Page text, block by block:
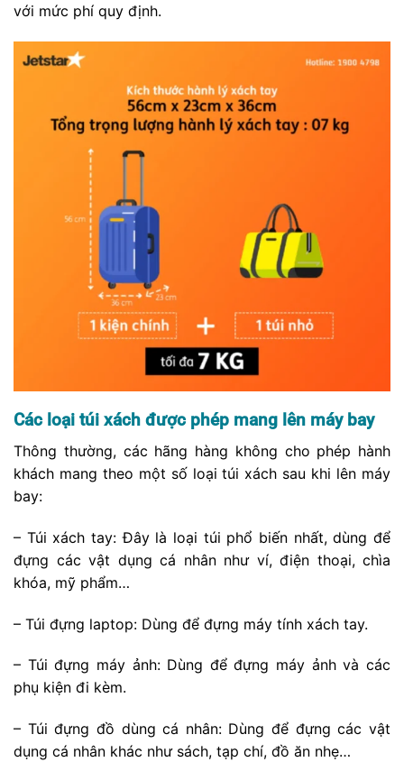
với mức phí quy định.
Các loại túi xách được phép mang lên máy bay
Thông thường, các hãng hàng không cho phép hành
khách mang theo một số loại túi xách sau khi lên máy
bay:
– Túi xách tay: Đây là loại túi phổ biến nhất, dùng để
đựng các vật dụng cá nhân như ví, điện thoại, chìa
khóa, mỹ phẩm…
– Túi đựng laptop: Dùng để đựng máy tính xách tay.
– Túi đựng máy ảnh: Dùng để đựng máy ảnh và các
phụ kiện đi kèm.
– Túi đựng đồ dùng cá nhân: Dùng để đựng các vật
dụng cá nhân khác như sách, tạp chí, đồ ăn nhẹ…